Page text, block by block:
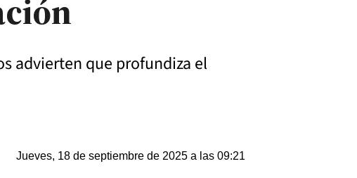
advierten que profundiza el
Jueves, 18 de septiembre de 2025 a las 09:21